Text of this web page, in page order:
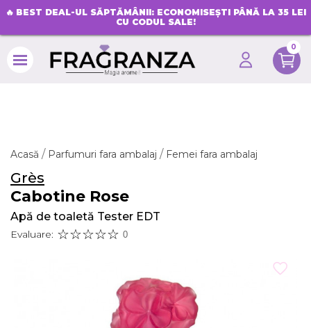
🔥 BEST DEAL-UL SĂPTĂMÂNII: ECONOMISEȘTI PÂNĂ LA 35 LEI
CU CODUL SALE!
0
Acasă Parfumuri fara ambalaj Femei fara ambalaj
Grès
Cabotine Rose
Apă de toaletă Tester EDT
Evaluare: 0